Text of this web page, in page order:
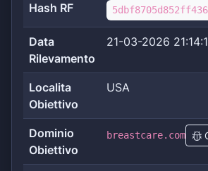
Hash RF
Data
Rilevamento
21-03-2026
Localita
Obiettivo
USA
Dominio
Obiettivo
breastcare.com